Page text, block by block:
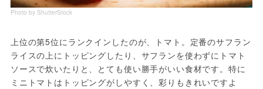
Photo by ShutterStock
上位の第5位にランクインしたのが、トマト。定番のサフラン
ライスの上にトッピングしたり、サフランを使わずにトマト
ソースで炊いたりと、とても使い勝手がいい食材です。特に
ミニトマトはトッピングがしやすく、彩りもきれいですよ